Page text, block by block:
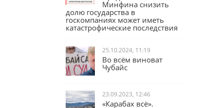
Юрий Афонин:
Предложение
Минфина снизить
долю государства в
катастрофические последствия
25.10.2024, 11:19